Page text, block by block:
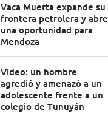
Vaca Muerta expande su
frontera petrolera y abre
una oportunidad para
Mendoza
Video: un hombre
agredió y amenazó a un
adolescente frente a un
colegio de Tunuyán